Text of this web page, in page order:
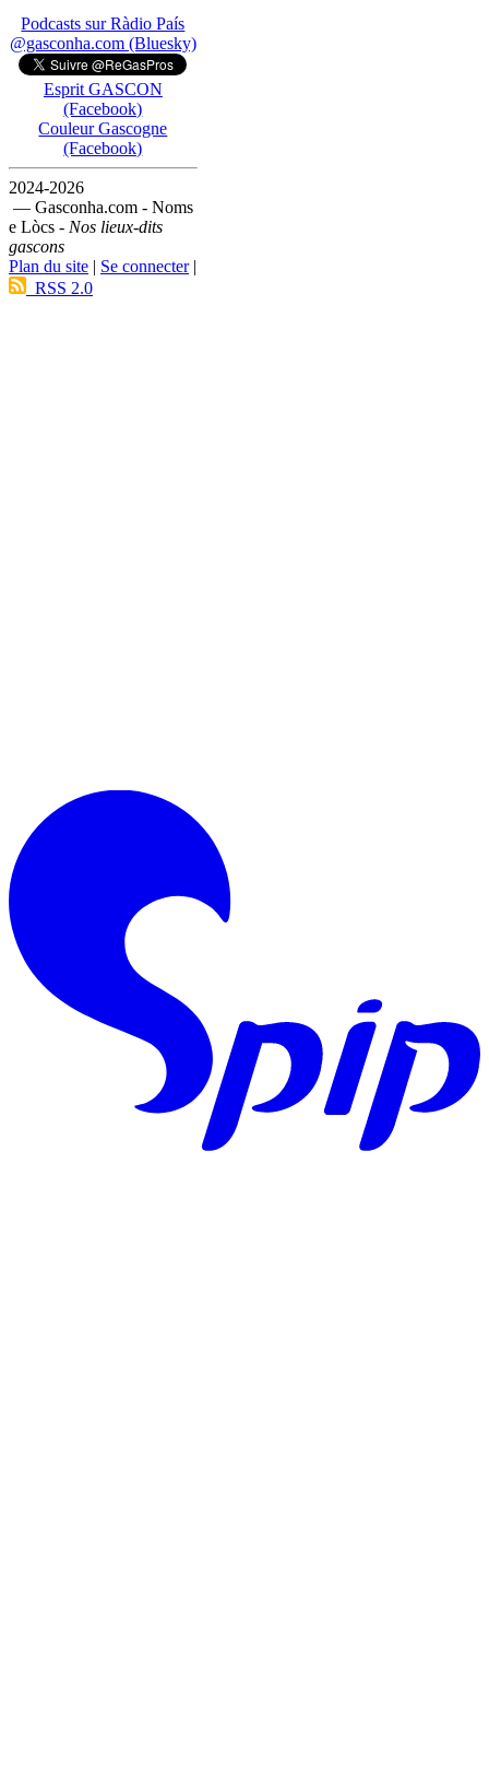
Podcasts sur Ràdio País
@gasconha.com (Bluesky)
Esprit GASCON
(Facebook)
Couleur Gascogne
(Facebook)
2024-2026
— Gasconha.com - Noms
e Lòcs - Nos lieux-dits
gascons
Plan du site | Se connecter|
RSS 2.0